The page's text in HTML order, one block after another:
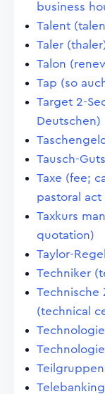
business
Talent
Taler
Talon
Tap (so
Target 2-
Deutschen)
Tausch-
Taxe (fee;
pastoral
Taxkurs
quotation)
Taylor-
Techniker
Technische
(technical